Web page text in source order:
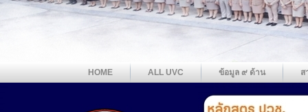
HOME ALL UVC ข้อมูล ๙ ด้าน ส